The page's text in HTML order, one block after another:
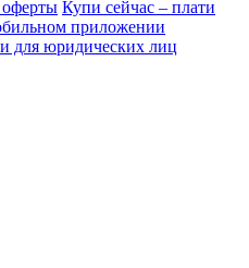
Купи сейчас – плати
приложении
для юридических лиц